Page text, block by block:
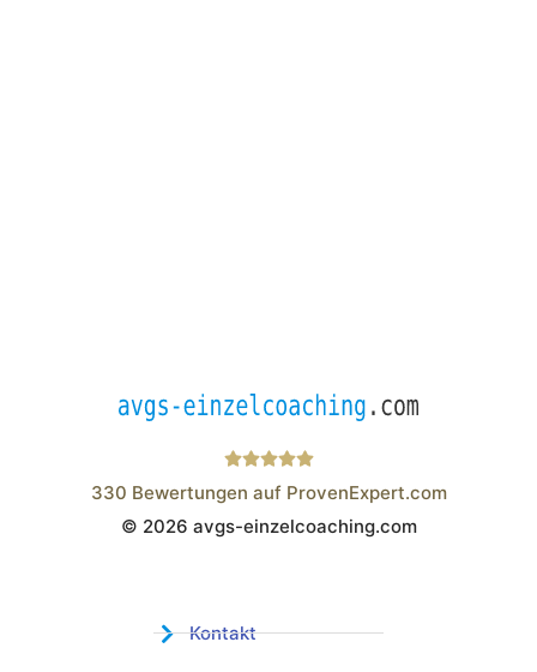
Wistor GmbH
330 Bewertungen auf ProvenExpert.com
© 2026 avgs-einzelcoaching.com
Kontakt